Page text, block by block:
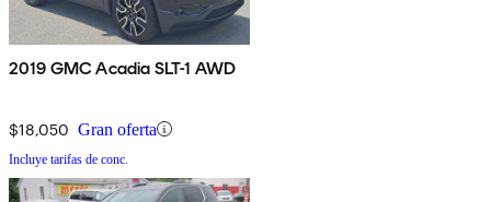
2019 GMC Acadia SLT-1 AWD
$18,050 Gran oferta
Incluye tarifas de conc.